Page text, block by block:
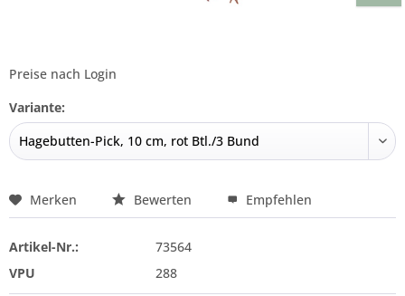
Preise nach Login
Variante:
Merken Bewerten Empfehlen
Artikel-Nr.:
73564
VPU
288